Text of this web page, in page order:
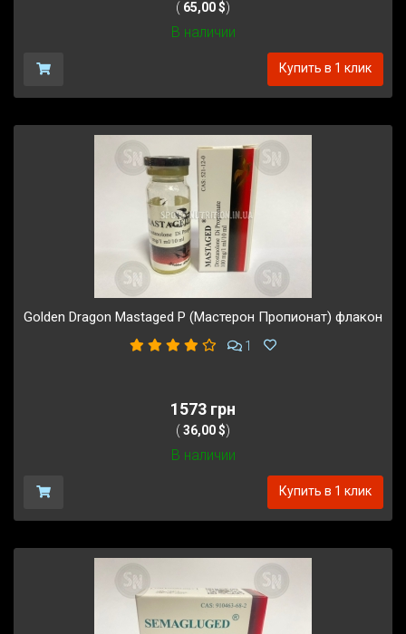
( 65,00 $)
В наличии
Купить в 1 клик
Golden Dragon Mastaged P (Мастерон Пропионат) флакон
1
1573 грн
( 36,00 $)
В наличии
Купить в 1 клик